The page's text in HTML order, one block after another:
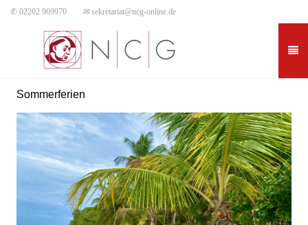
✆ 02202 969970 ✉sekretariat@ncg-online.de
Sommerferien